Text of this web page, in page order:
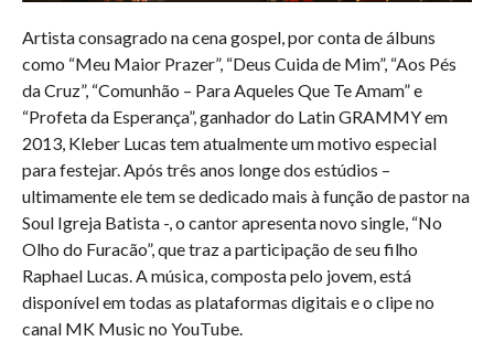
Artista consagrado na cena gospel, por conta de álbuns
como “Meu Maior Prazer”, “Deus Cuida de Mim”, “Aos Pés
da Cruz”, “Comunhão – Para Aqueles Que Te Amam” e
“Profeta da Esperança”, ganhador do Latin GRAMMY em
2013, Kleber Lucas tem atualmente um motivo especial
para festejar. Após três anos longe dos estúdios –
ultimamente ele tem se dedicado mais à função de pastor na
Soul Igreja Batista -, o cantor apresenta novo single, “No
Olho do Furacão”, que traz a participação de seu filho
Raphael Lucas. A música, composta pelo jovem, está
disponível em todas as plataformas digitais e o clipe no
canal MK Music no YouTube.